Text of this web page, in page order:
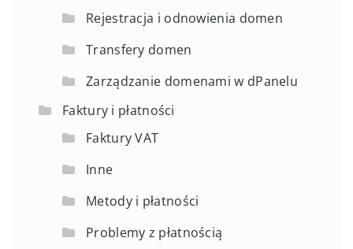
Rejestracja i odnowienia domen
Transfery domen
Zarządzanie domenami w dPanelu
Faktury i płatności
Faktury VAT
Inne
Metody i płatności
Problemy z płatnością